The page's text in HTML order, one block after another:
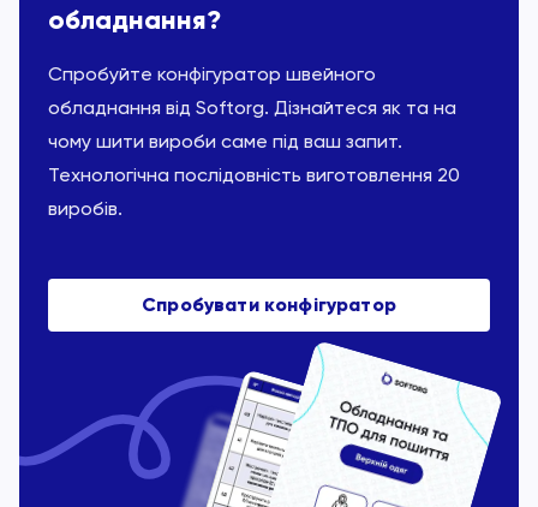
обладнання?
Спробуйте конфігуратор швейного
обладнання від Softorg. Дізнайтеся як та на
чому шити вироби саме під ваш запит.
Технологічна послідовність виготовлення 20
виробів.
Спробувати конфігуратор